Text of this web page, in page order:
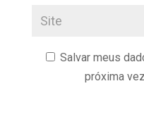
Salvar meus
próxima